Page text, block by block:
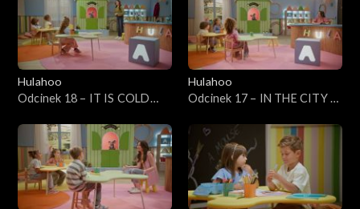
Hulahoo
Odcinek 18 – IT IS COLD
zimno
Hulahoo
Odcinek 17 – IN THE CITY -